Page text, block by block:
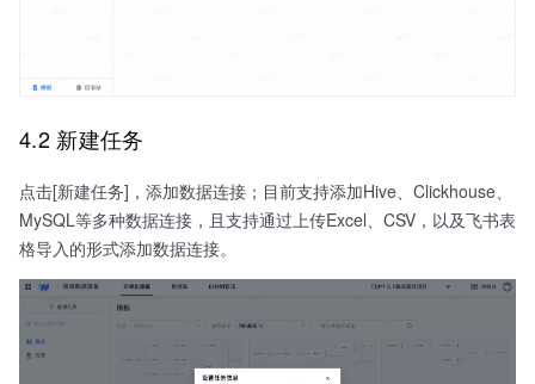
4.2 新建任务
点击[新建任务]，添加数据连接；目前支持添加Hive、Clickhouse、
MySQL等多种数据连接，且支持通过上传Excel、CSV，以及飞书表
格导入的形式添加数据连接。